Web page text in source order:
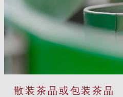
散装茶品或包装茶品